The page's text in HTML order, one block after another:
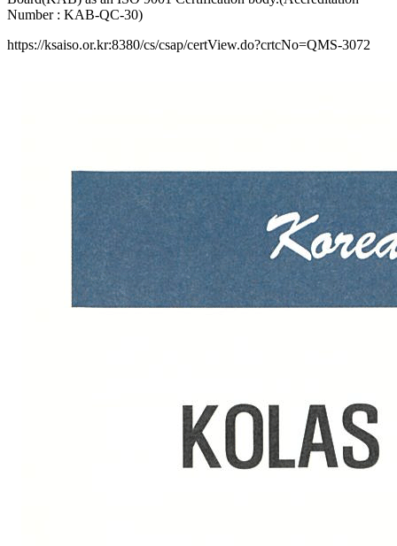
Number : KAB-QC-30)
https://ksaiso.or.kr:8380/cs/csap/certView.do?crtcNo=QMS-3072